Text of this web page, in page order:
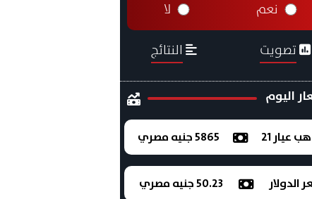
نعم لا
تصويت النتائج
اليوم
عيار 21 5865 جنيه مصري
الدولار 50.23 جنيه مصري